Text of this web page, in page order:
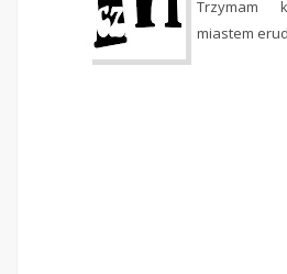
Trzymam
miastem